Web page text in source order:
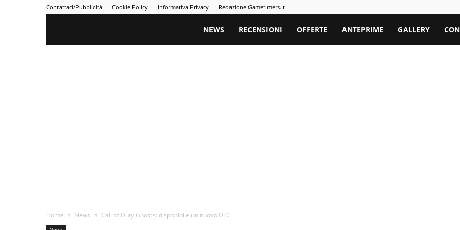
Contattaci/Pubblicità Cookie Policy Informativa Privacy Redazione Gametimers.it
Gametimers
NEWS RECENSIONI OFFERTE ANTEPRIME GALLERY
Home News Call of Duty Ghosts: disponibile un nuovo DLC